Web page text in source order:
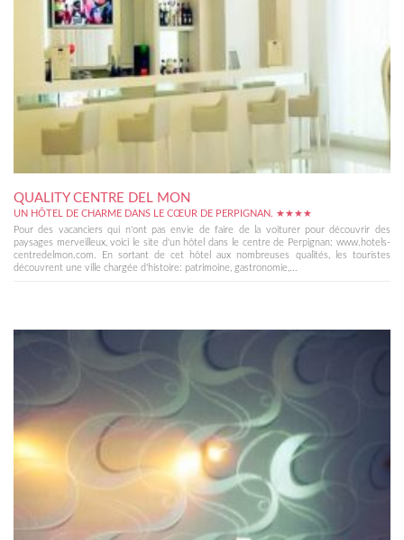
QUALITY CENTRE DEL MON
UN HÔTEL DE CHARME DANS LE CŒUR DE PERPIGNAN. ★★★★
Pour des vacanciers qui n'ont pas envie de faire de la voiturer pour découvrir des
paysages merveilleux, voici le site d'un hôtel dans le centre de Perpignan: www.hotels-
centredelmon.com. En sortant de cet hôtel aux nombreuses qualités, les touristes
découvrent une ville chargée d'histoire: patrimoine, gastronomie,...